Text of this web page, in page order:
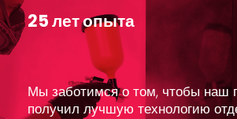
25 лет опыта
Мы заботимся о том, чтобы наш
получил лучшую технологию